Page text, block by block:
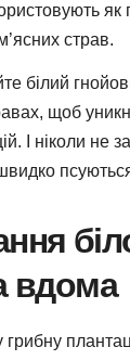
як
страв.
білий
щоб
І ніколи не
вдома